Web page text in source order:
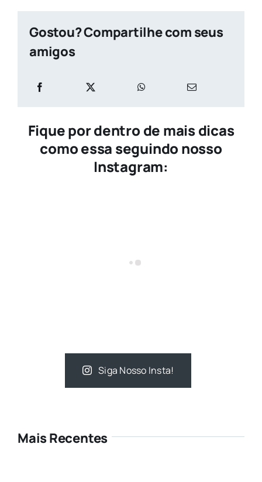
Gostou? Compartilhe com seus
amigos
Fique por dentro de mais dicas
como essa seguindo nosso
Instagram:
Siga Nosso Insta!
Mais Recentes